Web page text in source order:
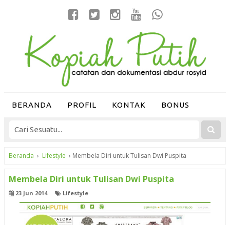
BERANDA PROFIL KONTAK BONUS
Beranda › Lifestyle › Membela Diri untuk Tulisan Dwi Puspita
Membela Diri untuk Tulisan Dwi Puspita
23 Jun 2014 Lifestyle